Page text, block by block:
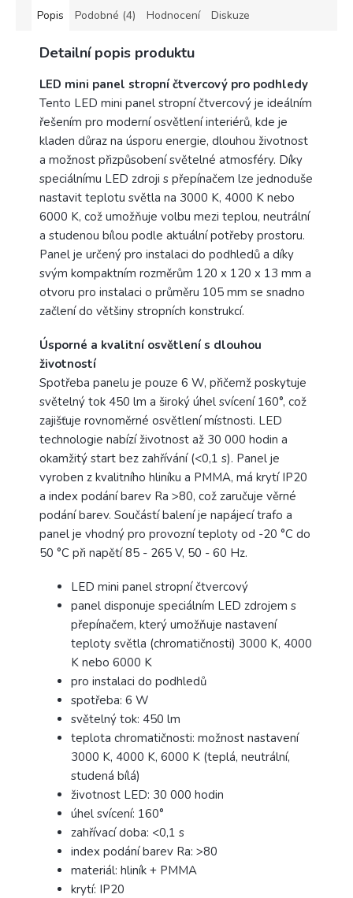
Popis Podobné (4) Hodnocení Diskuze
Detailní popis produktu
LED mini panel stropní čtvercový pro podhledy
Tento LED mini panel stropní čtvercový je ideálním
řešením pro moderní osvětlení interiérů, kde je
kladen důraz na úsporu energie, dlouhou životnost
a možnost přizpůsobení světelné atmosféry. Díky
speciálnímu LED zdroji s přepínačem lze jednoduše
nastavit teplotu světla na 3000 K, 4000 K nebo
6000 K, což umožňuje volbu mezi teplou, neutrální
a studenou bílou podle aktuální potřeby prostoru.
Panel je určený pro instalaci do podhledů a díky
svým kompaktním rozměrům 120 x 120 x 13 mm a
otvoru pro instalaci o průměru 105 mm se snadno
začlení do většiny stropních konstrukcí.
Úsporné a kvalitní osvětlení s dlouhou
životností
Spotřeba panelu je pouze 6 W, přičemž poskytuje
světelný tok 450 lm a široký úhel svícení 160°, což
zajišťuje rovnoměrné osvětlení místnosti. LED
technologie nabízí životnost až 30 000 hodin a
okamžitý start bez zahřívání (<0,1 s). Panel je
vyroben z kvalitního hliníku a PMMA, má krytí IP20
a index podání barev Ra >80, což zaručuje věrné
podání barev. Součástí balení je napájecí trafo a
panel je vhodný pro provozní teploty od -20 °C do
50 °C při napětí 85 - 265 V, 50 - 60 Hz.
LED mini panel stropní čtvercový
panel disponuje speciálním LED zdrojem s
přepínačem, který umožňuje nastavení
teploty světla (chromatičnosti) 3000 K, 4000
K nebo 6000 K
pro instalaci do podhledů
spotřeba: 6 W
světelný tok: 450 lm
teplota chromatičnosti: možnost nastavení
3000 K, 4000 K, 6000 K (teplá, neutrální,
studená bílá)
životnost LED: 30 000 hodin
úhel svícení: 160°
zahřívací doba: <0,1 s
index podání barev Ra: >80
materiál: hliník + PMMA
krytí: IP20